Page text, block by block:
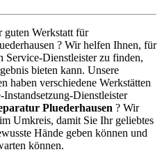
guten Werkstatt für
? Wir helfen Ihnen, für
Service-Dienstleister zu finden,
bieten kann. Unsere
haben verschiedene Werkstätten
Dienstleister
Pluederhausen ? Wir
Umkreis, damit Sie Ihr geliebtes
Hände geben können und
können.